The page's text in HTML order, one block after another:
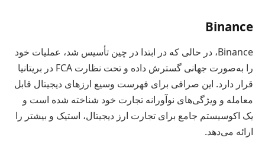
Binance
Binance، در حالی که در ابتدا در چین تأسیس شد، عملیات خود
را به‌صورت جهانی گسترش داده و تحت نظارت FCA در بریتانیا
قرار دارد. این صرافی برای فهرست وسیع ارزهای دیجیتال قابل
معامله و ویژگی‌های نوآورانه تجارت خود شناخته شده است و
یک اکوسیستم جامع برای تجارت ارز دیجیتال، استیک و بیشتر را
ارائه می‌دهد.